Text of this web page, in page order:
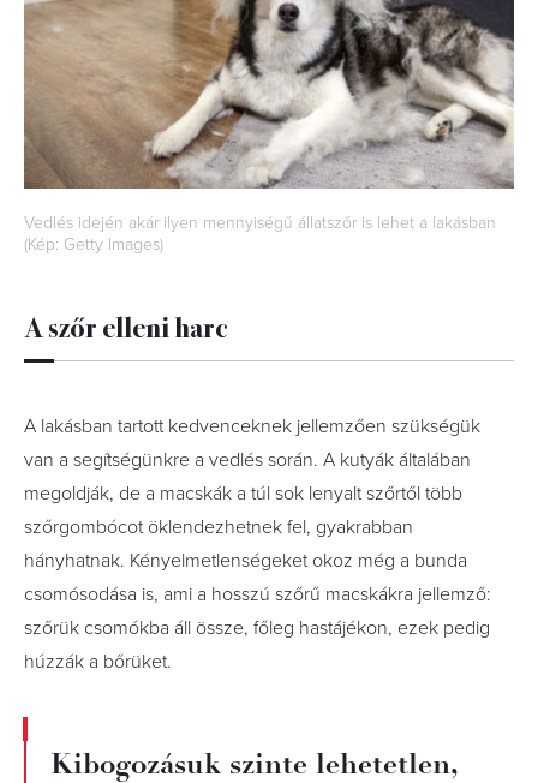
Vedlés idején akár ilyen mennyiségű állatszőr is lehet a lakásban
(Kép: Getty Images)
A szőr elleni harc
A lakásban tartott kedvenceknek jellemzően szükségük
van a segítségünkre a vedlés során. A kutyák általában
megoldják, de a macskák a túl sok lenyalt szőrtől több
szőrgombócot öklendezhetnek fel, gyakrabban
hányhatnak. Kényelmetlenségeket okoz még a bunda
csomósodása is, ami a hosszú szőrű macskákra jellemző:
szőrük csomókba áll össze, főleg hastájékon, ezek pedig
húzzák a bőrüket.
Kibogozásuk szinte lehetetlen,